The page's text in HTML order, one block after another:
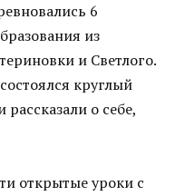
6
из
и Светлого.
круглый
рассказали о себе,
открытые уроки с